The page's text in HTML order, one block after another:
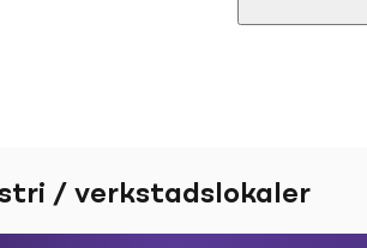
/ verkstadslokaler